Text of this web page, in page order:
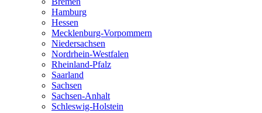
Hamburg
Hessen
Mecklenburg-Vorpommern
Niedersachsen
Nordrhein-Westfalen
Rheinland-Pfalz
Saarland
Sachsen
Sachsen-Anhalt
Schleswig-Holstein